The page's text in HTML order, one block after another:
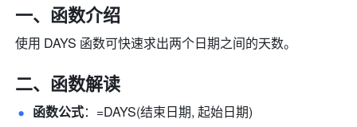
一、函数介绍
使用 DAYS 函数可快速求出两个日期之间的天数。
二、函数解读
函数公式：=DAYS(结束日期, 起始日期)